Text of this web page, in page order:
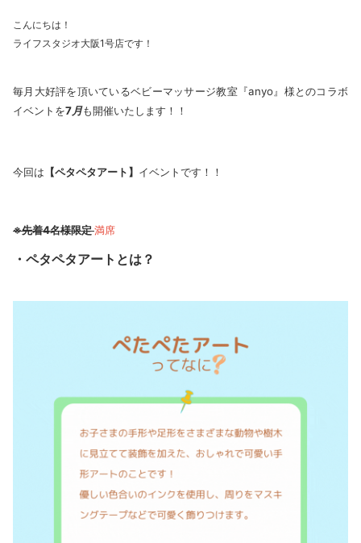
こんにちは！
ライフスタジオ大阪1号店です！
毎月大好評を頂いているベビーマッサージ教室『anyo』様とのコラボ
イベントを7月も開催いたします！！
今回は 【ペタペタアート】 イベントです！！
※先着4名様限定満席
・ペタペタアートとは？